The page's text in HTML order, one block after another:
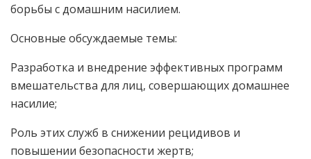
борьбы с домашним насилием.
Основные обсуждаемые темы:
Разработка и внедрение эффективных программ
вмешательства для лиц, совершающих домашнее
насилие;
Роль этих служб в снижении рецидивов и
повышении безопасности жертв;